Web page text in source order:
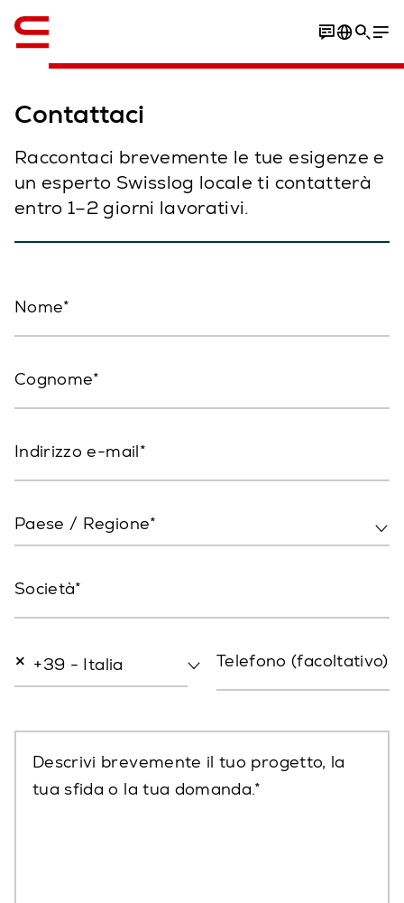
Contattaci
Raccontaci brevemente le tue esigenze e
un esperto Swisslog locale ti contatterà
entro 1–2 giorni lavorativi.
Nome
Cognome
Indirizzo e-mail
Paese / Regione*
Società
× +39 - Italia Telefono (facoltativo)
Descrivi brevemente il tuo progetto, la
tua sfida o la tua domanda.